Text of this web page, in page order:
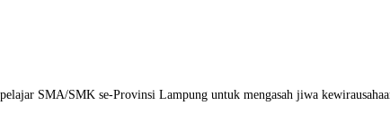
SMA/SMK se-Provinsi Lampung untuk mengasah jiwa